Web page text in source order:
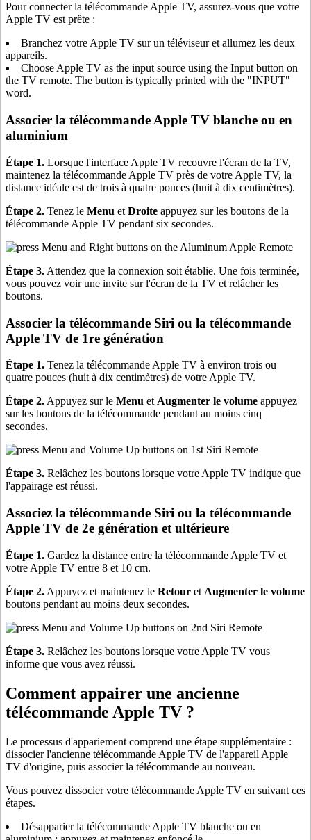
Pour connecter la télécommande Apple TV, assurez-vous que votre
Apple TV est prête :
Branchez votre Apple TV sur un téléviseur et allumez les deux
appareils.
Choose Apple TV as the input source using the Input button on
the TV remote. The button is typically printed with the "INPUT"
word.
Associer la télécommande Apple TV blanche ou en
aluminium
Étape 1. Lorsque l'interface Apple TV recouvre l'écran de la TV,
maintenez la télécommande Apple TV près de votre Apple TV, la
distance idéale est de trois à quatre pouces (huit à dix centimètres).
Étape 2. Tenez le Menu et Droite appuyez sur les boutons de la
télécommande Apple TV pendant six secondes.
Étape 3. Attendez que la connexion soit établie. Une fois terminée,
vous pouvez voir une invite sur l'écran de la TV et relâcher les
boutons.
Associer la télécommande Siri ou la télécommande
Apple TV de 1re génération
Étape 1. Tenez la télécommande Apple TV à environ trois ou
quatre pouces (huit à dix centimètres) de votre Apple TV.
Étape 2. Appuyez sur le Menu et Augmenter le volume appuyez
sur les boutons de la télécommande pendant au moins cinq
secondes.
Étape 3. Relâchez les boutons lorsque votre Apple TV indique que
l'appairage est réussi.
Associez la télécommande Siri ou la télécommande
Apple TV de 2e génération et ultérieure
Étape 1. Gardez la distance entre la télécommande Apple TV et
votre Apple TV entre 8 et 10 cm.
Étape 2. Appuyez et maintenez le Retour et Augmenter le volume
boutons pendant au moins deux secondes.
Étape 3. Relâchez les boutons lorsque votre Apple TV vous
informe que vous avez réussi.
Comment appairer une ancienne
télécommande Apple TV ?
Le processus d'appariement comprend une étape supplémentaire :
dissocier l'ancienne télécommande Apple TV de l'appareil Apple
TV d'origine, puis associer la télécommande au nouveau.
Vous pouvez dissocier votre télécommande Apple TV en suivant ces
étapes.
Désapparier la télécommande Apple TV blanche ou en